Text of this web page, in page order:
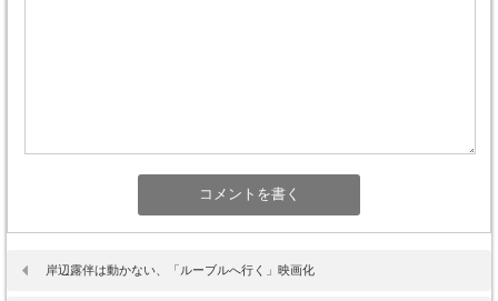
岸辺露伴は動かない、「ルーブルへ行く」映画化